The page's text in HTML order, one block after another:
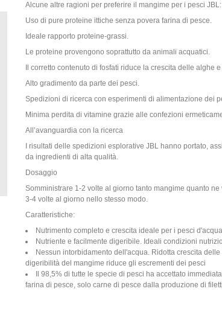
Alcune altre ragioni per preferire il mangime per i pesci JBL:
Uso di pure proteine ittiche senza povera farina di pesce.
Ideale rapporto proteine-grassi.
Le proteine provengono soprattutto da animali acquatici.
Il corretto contenuto di fosfati riduce la crescita delle alghe
Alto gradimento da parte dei pesci.
Spedizioni di ricerca con esperimenti di alimentazione dei
Minima perdita di vitamine grazie alle confezioni
All’avanguardia con la ricerca
I risultati delle spedizioni esplorative JBL hanno portato,
da ingredienti di alta qualità.
Dosaggio
Somministrare 1-2 volte al giorno tanto mangime quanto
3-4 volte al giorno nello stesso modo.
Caratteristiche:
Nutrimento completo e crescita ideale per i pesci
Nutriente e facilmente digeribile. Ideali condizioni
Nessun intorbidamento dell'acqua. Ridotta crescita
digeribilità del mangime riduce gli escrementi dei pesci
Il 98,5% di tutte le specie di pesci ha accettato
farina di pesce, solo carne di pesce dalla produzione di